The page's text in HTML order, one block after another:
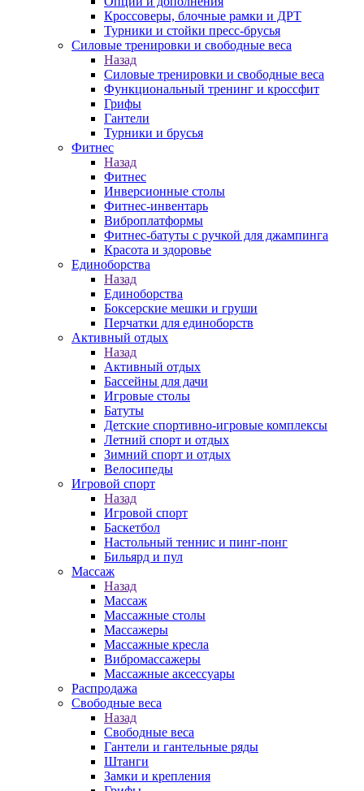
Кроссоверы, блочные рамки и ДРТ
Турники и стойки пресс-брусья
Силовые тренировки и свободные веса
Назад
Силовые тренировки и свободные веса
Функциональный тренинг и кроссфит
Грифы
Гантели
Турники и брусья
Фитнес
Назад
Фитнес
Инверсионные столы
Фитнес-инвентарь
Виброплатформы
Фитнес-батуты с ручкой для джампинга
Красота и здоровье
Единоборства
Назад
Единоборства
Боксерские мешки и груши
Перчатки для единоборств
Активный отдых
Назад
Активный отдых
Бассейны для дачи
Игровые столы
Батуты
Детские спортивно-игровые комплексы
Летний спорт и отдых
Зимний спорт и отдых
Велосипеды
Игровой спорт
Назад
Игровой спорт
Баскетбол
Настольный теннис и пинг-понг
Бильярд и пул
Массаж
Назад
Массаж
Массажные столы
Массажеры
Массажные кресла
Вибромассажеры
Массажные аксессуары
Распродажа
Свободные веса
Назад
Свободные веса
Гантели и гантельные ряды
Штанги
Замки и крепления